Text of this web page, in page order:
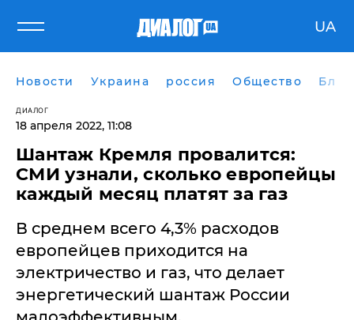
UA
Новости Украина россия Общество
ДИАЛОГ
18 апреля 2022, 11:08
Шантаж Кремля провалится:
СМИ узнали, сколько европейцы
каждый месяц платят за газ
В среднем всего 4,3% расходов
европейцев приходится на
электричество и газ, что делает
энергетический шантаж России